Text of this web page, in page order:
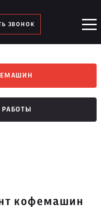
ЗВОНОК
кофемашин